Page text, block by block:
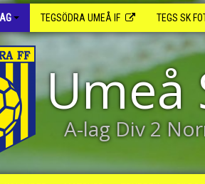
TEGSÖDRA UMEÅ IF TEGS SK
Umeå
A-lag Div 2